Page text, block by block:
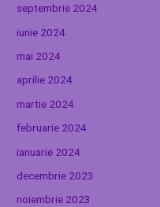
septembrie 2024
iunie 2024
mai 2024
aprilie 2024
martie 2024
februarie 2024
ianuarie 2024
decembrie 2023
noiembrie 2023